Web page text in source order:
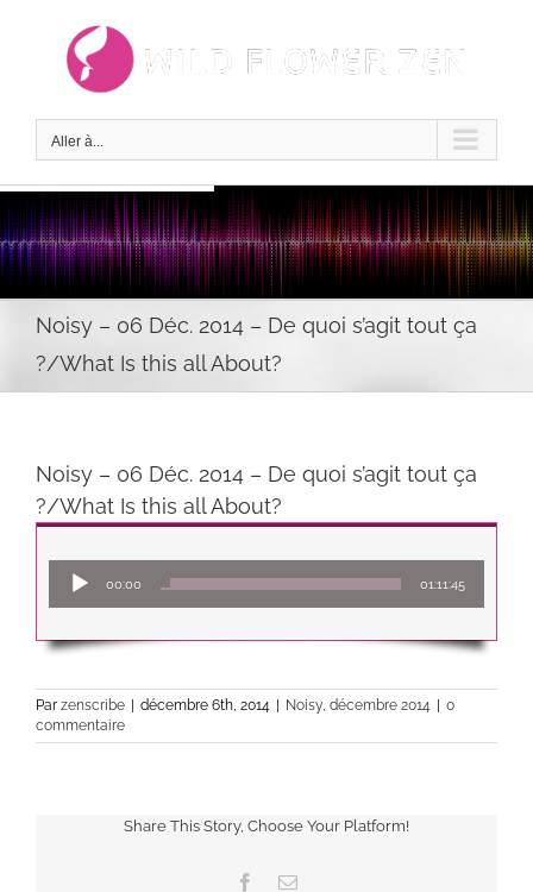
Aller à...
Noisy – 06 Déc. 2014 – De quoi s’agit tout ça
?/What Is this all About?
Noisy – 06 Déc. 2014 – De quoi s’agit tout ça
?/What Is this all About?
audio
00:00 01:11:45
Par zenscribe décembre 6th, 2014 Noisy, décembre 2014
0
commentaire
Share This Story, Choose Your Platform!
Facebook
Email